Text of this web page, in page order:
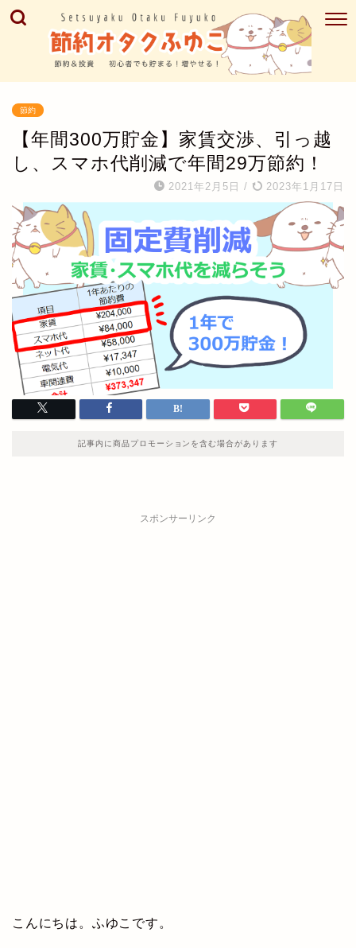
節約
【年間300万貯金】家賃交渉、引っ越
し、スマホ代削減で年間29万節約！
2021年2月5日 / 2023年1月17日
記事内に商品プロモーションを含む場合があります
スポンサーリンク
こんにちは。ふゆこです。